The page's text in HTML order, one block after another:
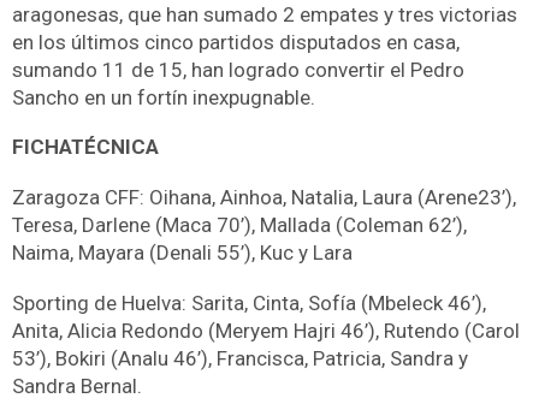
aragonesas, que han sumado 2 empates y tres victorias
en los últimos cinco partidos disputados en casa,
sumando 11 de 15, han logrado convertir el Pedro
Sancho en un fortín inexpugnable.
FICHATÉCNICA
Zaragoza CFF: Oihana, Ainhoa, Natalia, Laura (Arene23’),
Teresa, Darlene (Maca 70’), Mallada (Coleman 62’),
Naima, Mayara (Denali 55’), Kuc y Lara
Sporting de Huelva: Sarita, Cinta, Sofía (Mbeleck 46’),
Anita, Alicia Redondo (Meryem Hajri 46’), Rutendo (Carol
53’), Bokiri (Analu 46’), Francisca, Patricia, Sandra y
Sandra Bernal.